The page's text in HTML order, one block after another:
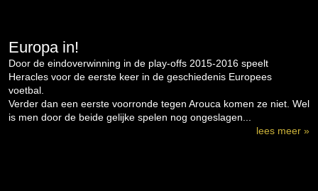
Europa in!
Door de eindoverwinning in de play-offs 2015-2016 speelt
Heracles voor de eerste keer in de geschiedenis Europees
voetbal.
Verder dan een eerste voorronde tegen Arouca komen ze niet. Wel
is men door de beide gelijke spelen nog ongeslagen...
lees meer »